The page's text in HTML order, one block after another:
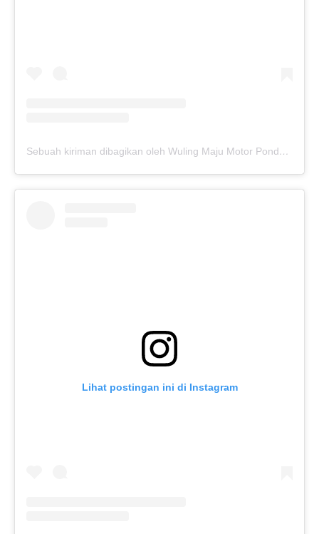
Sebuah kiriman dibagikan oleh Wuling Maju Motor Pondok Gede (@wulingmajupondokgede)
Lihat postingan ini di Instagram